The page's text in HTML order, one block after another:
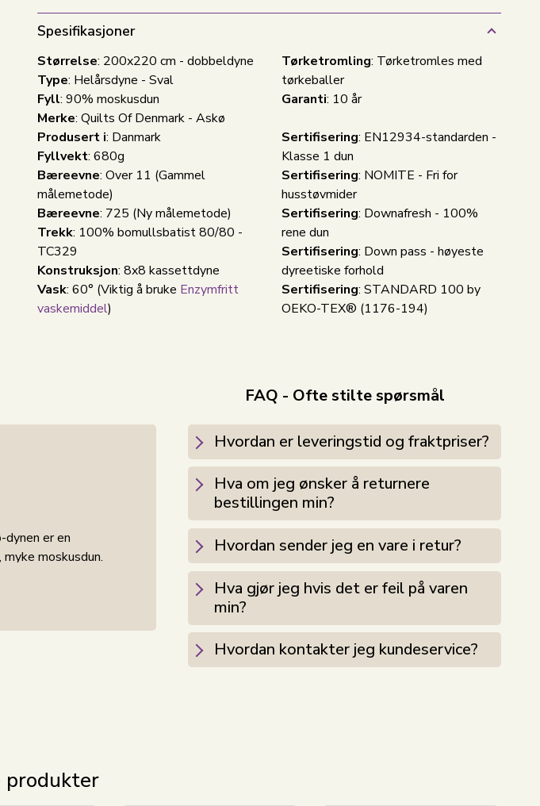
Spesifikasjoner
Størrelse: 200x220 cm - dobbeldyne
Type: Helårsdyne - Sval
Fyll: 90% moskusdun
Merke: Quilts Of Denmark - Askø
Produsert i: Danmark
Fyllvekt: 680g
Bæreevne: Over 11 (Gammel
målemetode)
Bæreevne: 725 (Ny målemetode)
Trekk: 100% bomullsbatist 80/80 -
TC329
Konstruksjon: 8x8 kassettdyne
Vask: 60° (Viktig å bruke Enzymfritt
vaskemiddel)
Tørketromling: Tørketromles med
tørkeballer
Garanti: 10 år
Sertifisering: EN12934-standarden -
Klasse 1 dun
Sertifisering: NOMITE - Fri for
husstøvmider
Sertifisering: Downafresh - 100%
rene dun
Sertifisering: Down pass - høyeste
dyreetiske forhold
Sertifisering: STANDARD 100 by
OEKO-TEX® (1176-194)
er en
moskusdun.
med
FAQ - Ofte stilte spørsmål
Hvordan er leveringstid og fraktpriser?
Hva om jeg ønsker å returnere
bestillingen min?
Hvordan sender jeg en vare i retur?
Hva gjør jeg hvis det er feil på varen
min?
Hvordan kontakter jeg kundeservice?
produkter